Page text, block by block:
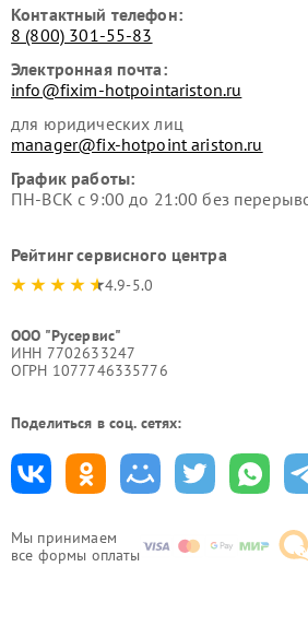
Мы принимаем
все формы оплаты
Контактный телефон:
8 (800) 301-55-83
Электронная почта:
info@fixim-hotpointariston.ru
для юридических лиц
manager@fix-hotpoint ariston.ru
График работы:
ПН-ВСК с 9:00 до 21:00 без
Рейтинг сервисного центра
4.9-5.0
ООО "Русервис"
ИНН 7702633247
ОГРН 1077746335776
Поделиться в соц. сетях: